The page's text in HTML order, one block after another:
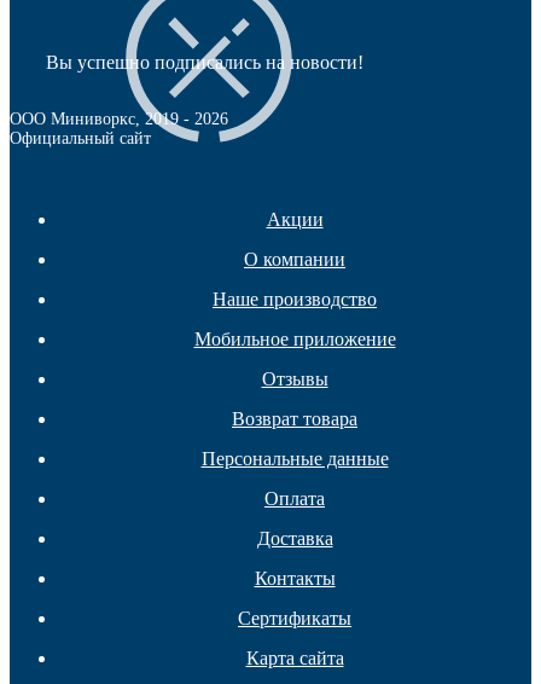
Вы успешно подписались на новости!
ООО Миниворкс, 2019 - 2026
Официальный сайт
Акции
О компании
Наше производство
Мобильное приложение
Отзывы
Возврат товара
Персональные данные
Оплата
Доставка
Контакты
Сертификаты
Карта сайта